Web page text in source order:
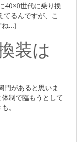
40×0世代に乗り換
てるんですが、こ
ね…)
装は
門があると思いま
制で臨もうとして
。